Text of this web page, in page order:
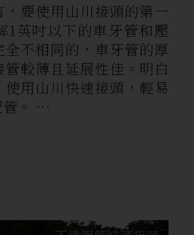
，要使用山川接頭的第一
1英吋以下的車牙管和壓
全不相同的，車牙管的厚
管較薄且延展性佳。明白
用山川快速接頭，輕易
管。 …